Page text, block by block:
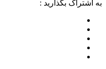
به اشتراک بگذارید :